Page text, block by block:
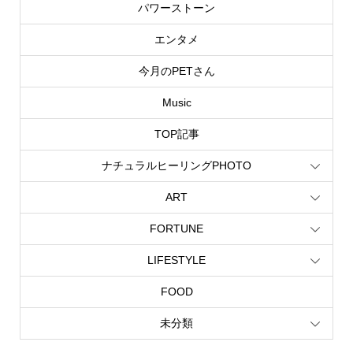
パワーストーン
エンタメ
今月のPETさん
Music
TOP記事
ナチュラルヒーリングPHOTO
ART
FORTUNE
LIFESTYLE
FOOD
未分類